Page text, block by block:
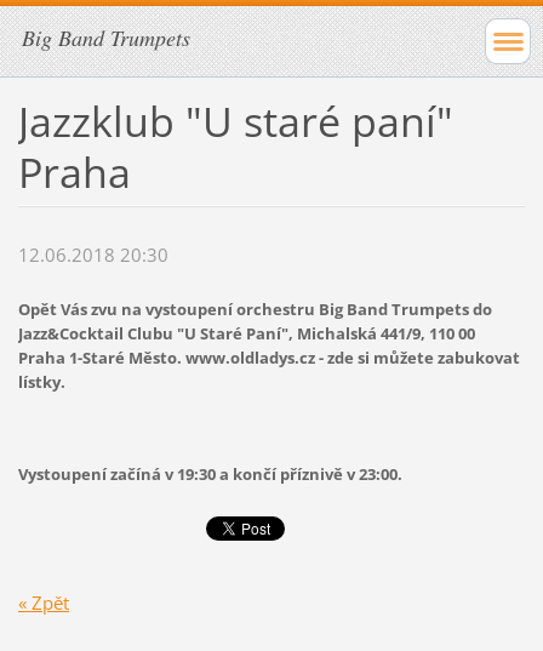
Big Band Trumpets
Jazzklub "U staré paní"
Praha
12.06.2018 20:30
Opět Vás zvu na vystoupení orchestru Big Band Trumpets do
Jazz&Cocktail Clubu "U Staré Paní", Michalská 441/9, 110 00
Praha 1-Staré Město. www.oldladys.cz - zde si můžete zabukovat
lístky.
Vystoupení začíná v 19:30 a končí příznivě v 23:00.
« Zpět